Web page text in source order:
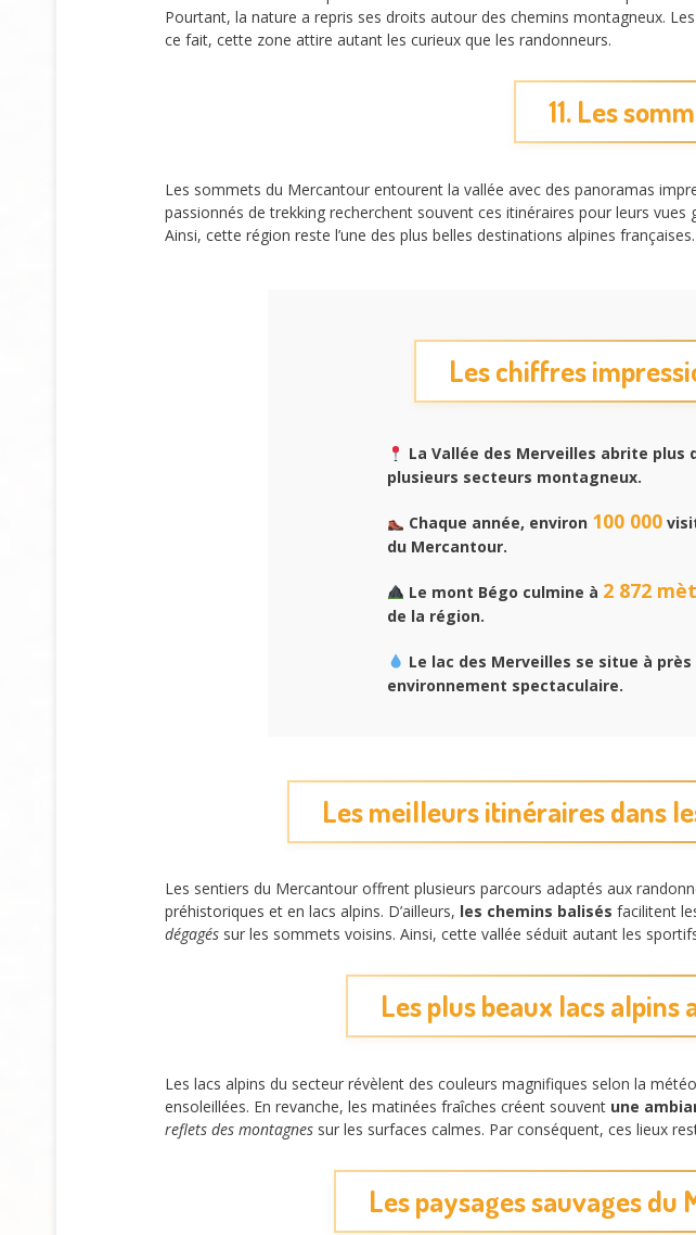
Pourtant, la nature a repris ses droits autour des chemins montagneux.
ce fait, cette zone attire autant les curieux que les randonneurs.
11. Les
Les sommets du Mercantour entourent la vallée avec des panoramas
passionnés de trekking recherchent souvent ces itinéraires pour leurs vues
Ainsi, cette région reste l’une des plus belles destinations alpines françaises.
Les chiffres
La Vallée des Merveilles abrite plus
plusieurs secteurs montagneux.
Chaque année, environ 100 000
du Mercantour.
Le mont Bégo culmine à 2 872
de la région.
Le lac des Merveilles se situe à près
environnement spectaculaire.
Les meilleurs itinéraires dans
Les sentiers du Mercantour offrent plusieurs parcours adaptés aux
préhistoriques et en lacs alpins. D’ailleurs, les chemins balisés facilitent
dégagés sur les sommets voisins. Ainsi, cette vallée séduit autant les
Les plus beaux lacs
Les lacs alpins du secteur révèlent des couleurs magnifiques selon la météo
ensoleillées. En revanche, les matinées fraîches créent souvent une
reflets des montagnes sur les surfaces calmes. Par conséquent, ces lieux
Les paysages sauvages